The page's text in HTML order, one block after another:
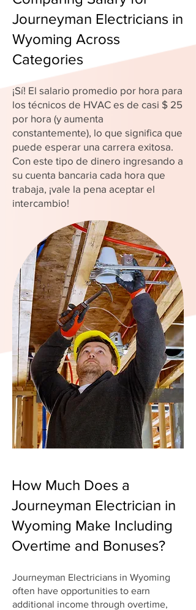
Journeyman Electricians in
Wyoming Across
Categories
¡Sí! El salario promedio por hora para
los técnicos de HVAC es de casi $ 25
por hora (y aumenta
constantemente), lo que significa que
puede esperar una carrera exitosa.
Con este tipo de dinero ingresando a
su cuenta bancaria cada hora que
trabaja, ¡vale la pena aceptar el
intercambio!
How Much Does a
Journeyman Electrician in
Wyoming Make Including
Overtime and Bonuses?
Journeyman Electricians in Wyoming
often have opportunities to earn
additional income through overtime,